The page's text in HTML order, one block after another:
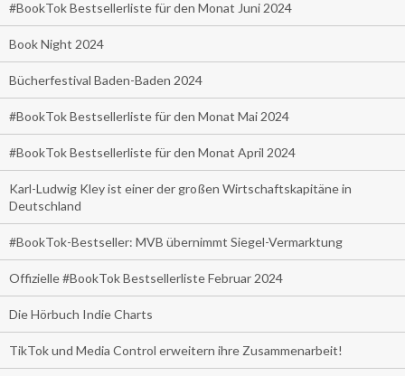
#BookTok Bestsellerliste für den Monat Juni 2024
Book Night 2024
Bücherfestival Baden-Baden 2024
#BookTok Bestsellerliste für den Monat Mai 2024
#BookTok Bestsellerliste für den Monat April 2024
Karl-Ludwig Kley ist einer der großen Wirtschaftskapitäne in
Deutschland
#BookTok-Bestseller: MVB übernimmt Siegel-Vermarktung
Offizielle #BookTok Bestsellerliste Februar 2024
Die Hörbuch Indie Charts
TikTok und Media Control erweitern ihre Zusammenarbeit!